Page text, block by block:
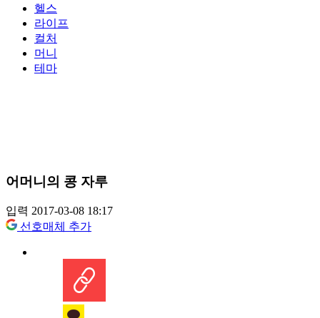
헬스
라이프
컬처
머니
테마
어머니의 콩 자루
입력 2017-03-08 18:17
선호매체 추가